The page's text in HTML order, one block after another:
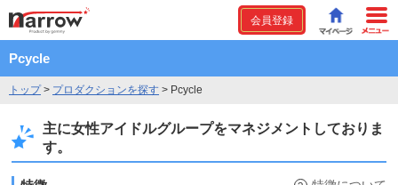
会員登録
Pcycle
トップ> プロダクションを探す > Pcycle
主に女性アイドルグループをマネジメントしておりま
す。